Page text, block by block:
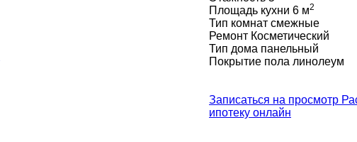
Площадь кухни 6 м2
Тип комнат смежные
Ремонт Косметический
Тип дома панельный
Покрытие пола линолеум
Записаться на просмотр
ипотеку онлайн